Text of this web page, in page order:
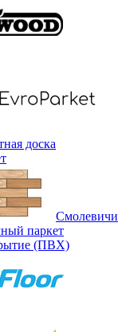
доска
Смолевичи
паркет
(ПВХ)